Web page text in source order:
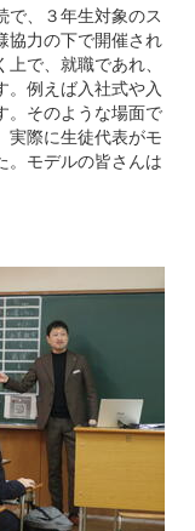
、３年生対象のス
協力の下で開催され
で、就職であれ、
例えば入社式や入
。そのような場面で
実際に生徒代表がモ
。モデルの皆さんは